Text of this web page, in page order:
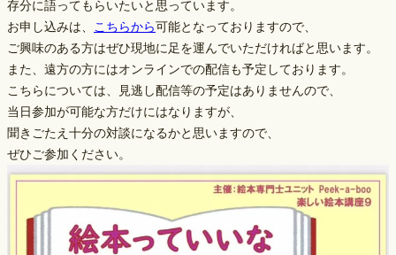
存分に語ってもらいたいと思っています。
お申し込みは、 こちらから可能となっておりますので、
ご興味のある方はぜひ現地に足を運んでいただければと思います。
また、遠方の方にはオンラインでの配信も予定しております。
こちらについては、見逃し配信等の予定はありませんので、
当日参加が可能な方だけにはなりますが、
聞きごたえ十分の対談になるかと思いますので、
ぜひご参加ください。